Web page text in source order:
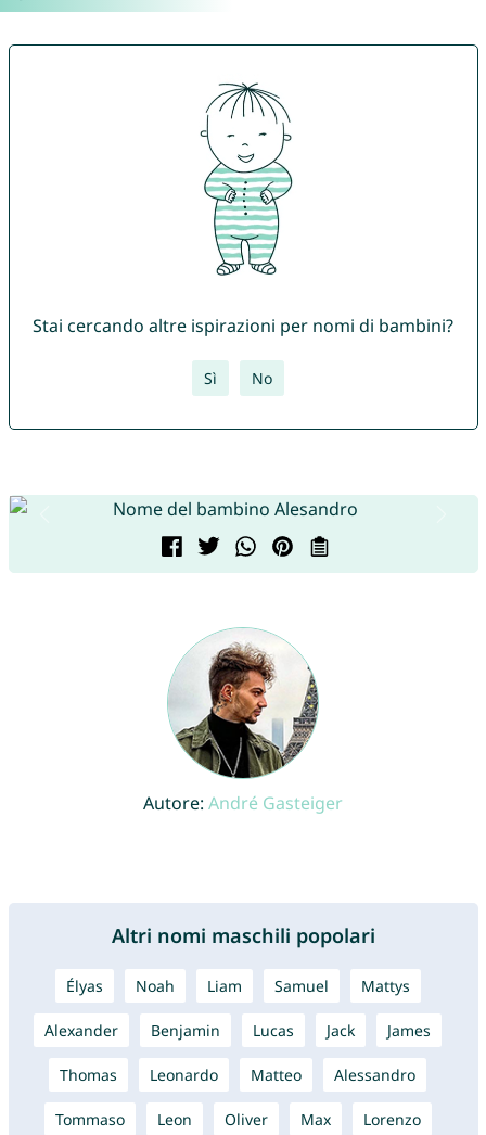
Stai cercando altre ispirazioni per nomi di bambini?
Sì No
Autore: André Gasteiger
Altri nomi maschili popolari
Élyas Noah Liam Samuel Mattys
Alexander Benjamin Lucas Jack James
Thomas Leonardo Matteo Alessandro
Tommaso Leon Oliver Max Lorenzo